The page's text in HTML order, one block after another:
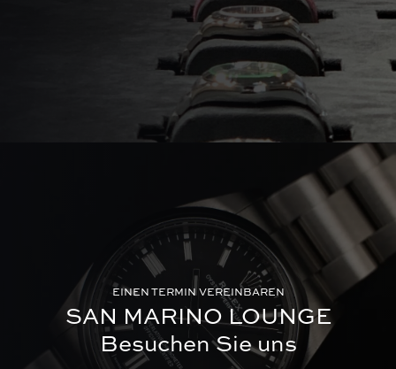
EINEN TERMIN VEREINBAREN
SAN MARINO LOUNGE
Besuchen Sie uns